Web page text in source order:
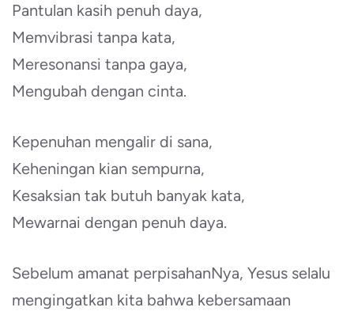
Pantulan kasih penuh daya,
Memvibrasi tanpa kata,
Meresonansi tanpa gaya,
Mengubah dengan cinta.
Kepenuhan mengalir di sana,
Keheningan kian sempurna,
Kesaksian tak butuh banyak kata,
Mewarnai dengan penuh daya.
Sebelum amanat perpisahanNya, Yesus selalu
mengingatkan kita bahwa kebersamaan